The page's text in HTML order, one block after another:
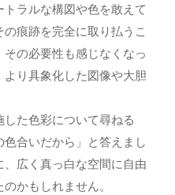
ラルな構図や色を敢えて
痕跡を完全に取り払うこ
の必要性も感じなくなっ
り具象化した図像や大胆
た色彩について尋ねる
合いだから」と答えまし
広く真っ白な空間に自由
かもしれません。